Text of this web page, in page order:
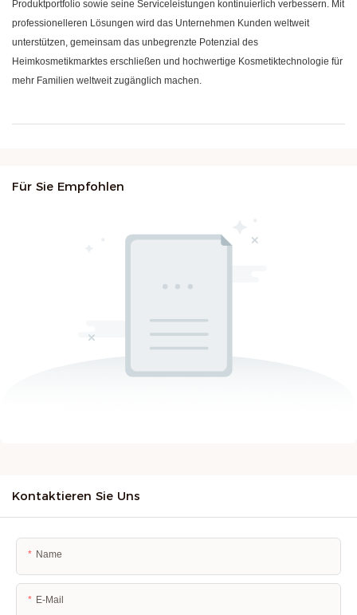
Produktportfolio sowie seine Serviceleistungen kontinuierlich verbessern. Mit
professionelleren Lösungen wird das Unternehmen Kunden weltweit
unterstützen, gemeinsam das unbegrenzte Potenzial des
Heimkosmetikmarktes erschließen und hochwertige Kosmetiktechnologie für
mehr Familien weltweit zugänglich machen.
Für Sie Empfohlen
Kontaktieren Sie Uns
Name
E-Mail